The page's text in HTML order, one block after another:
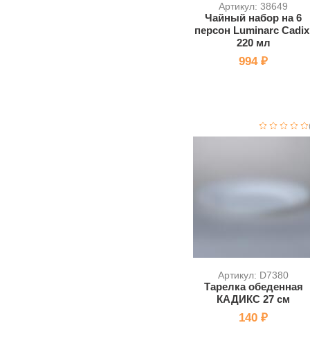
Артикул: 38649
Чайный набор на 6
персон Luminarc
220 мл
994 ₽
Артикул: D7380
Тарелка обеденная
КАДИКС 27 см
140 ₽